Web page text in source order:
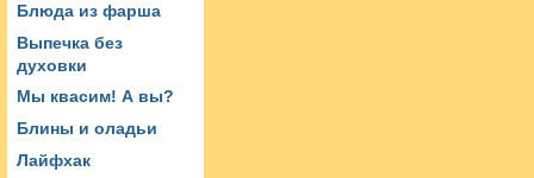
Блюда из фарша
Выпечка без
духовки
Мы квасим! А вы?
Блины и оладьи
Лайфхак